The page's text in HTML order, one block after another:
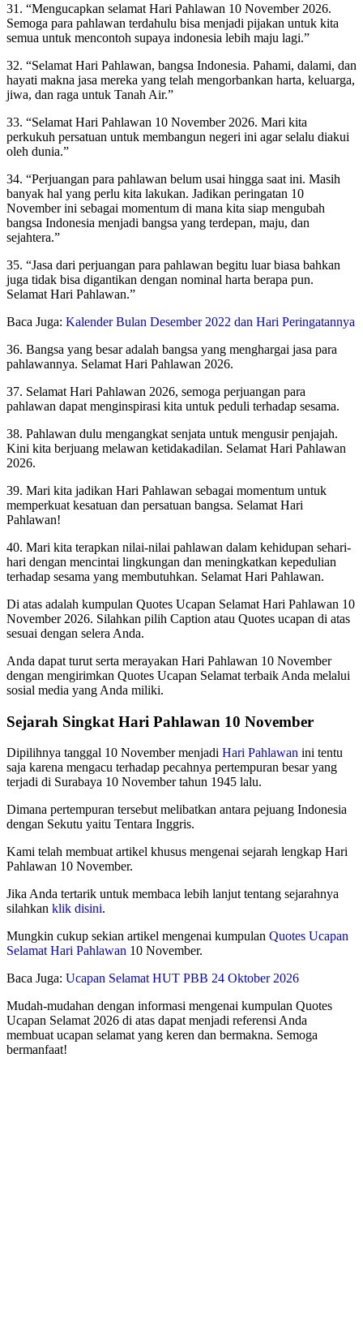
31. “Mengucapkan selamat Hari Pahlawan 10 November 2026.
Semoga para pahlawan terdahulu bisa menjadi pijakan untuk kita
semua untuk mencontoh supaya indonesia lebih maju lagi.”
32. “Selamat Hari Pahlawan, bangsa Indonesia. Pahami, dalami, dan
hayati makna jasa mereka yang telah mengorbankan harta, keluarga,
jiwa, dan raga untuk Tanah Air.”
33. “Selamat Hari Pahlawan 10 November 2026. Mari kita
perkukuh persatuan untuk membangun negeri ini agar selalu diakui
oleh dunia.”
34. “Perjuangan para pahlawan belum usai hingga saat ini. Masih
banyak hal yang perlu kita lakukan. Jadikan peringatan 10
November ini sebagai momentum di mana kita siap mengubah
bangsa Indonesia menjadi bangsa yang terdepan, maju, dan
sejahtera.”
35. “Jasa dari perjuangan para pahlawan begitu luar biasa bahkan
juga tidak bisa digantikan dengan nominal harta berapa pun.
Selamat Hari Pahlawan.”
Baca Juga: Kalender Bulan Desember 2022 dan Hari Peringatannya
36. Bangsa yang besar adalah bangsa yang menghargai jasa para
pahlawannya. Selamat Hari Pahlawan 2026.
37. Selamat Hari Pahlawan 2026, semoga perjuangan para
pahlawan dapat menginspirasi kita untuk peduli terhadap sesama.
38. Pahlawan dulu mengangkat senjata untuk mengusir penjajah.
Kini kita berjuang melawan ketidakadilan. Selamat Hari Pahlawan
2026.
39. Mari kita jadikan Hari Pahlawan sebagai momentum untuk
memperkuat kesatuan dan persatuan bangsa. Selamat Hari
Pahlawan!
40. Mari kita terapkan nilai-nilai pahlawan dalam kehidupan sehari-
hari dengan mencintai lingkungan dan meningkatkan kepedulian
terhadap sesama yang membutuhkan. Selamat Hari Pahlawan.
Di atas adalah kumpulan Quotes Ucapan Selamat Hari Pahlawan 10
November 2026. Silahkan pilih Caption atau Quotes ucapan di atas
sesuai dengan selera Anda.
Anda dapat turut serta merayakan Hari Pahlawan 10 November
dengan mengirimkan Quotes Ucapan Selamat terbaik Anda melalui
sosial media yang Anda miliki.
Sejarah Singkat Hari Pahlawan 10 November
Dipilihnya tanggal 10 November menjadi Hari Pahlawan ini tentu
saja karena mengacu terhadap pecahnya pertempuran besar yang
terjadi di Surabaya 10 November tahun 1945 lalu.
Dimana pertempuran tersebut melibatkan antara pejuang Indonesia
dengan Sekutu yaitu Tentara Inggris.
Kami telah membuat artikel khusus mengenai sejarah lengkap Hari
Pahlawan 10 November.
Jika Anda tertarik untuk membaca lebih lanjut tentang sejarahnya
silahkan klik disini.
Mungkin cukup sekian artikel mengenai kumpulan Quotes Ucapan
Selamat Hari Pahlawan 10 November.
Baca Juga: Ucapan Selamat HUT PBB 24 Oktober 2026
Mudah-mudahan dengan informasi mengenai kumpulan Quotes
Ucapan Selamat 2026 di atas dapat menjadi referensi Anda
membuat ucapan selamat yang keren dan bermakna. Semoga
bermanfaat!